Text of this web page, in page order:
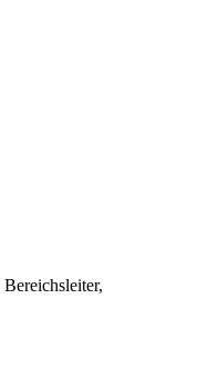
Bereichsleiter,